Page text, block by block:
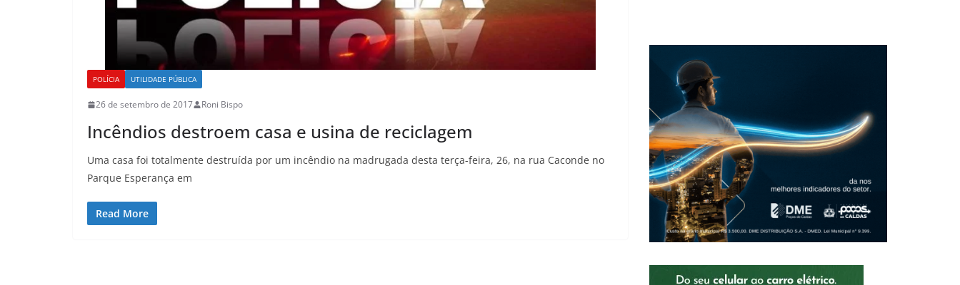
POLÍCIA UTILIDADE PÚBLICA
26 de setembro de 2017 Roni Bispo
Incêndios destroem casa e usina de reciclagem
Uma casa foi totalmente destruída por um incêndio na madrugada desta terça-feira, 26, na rua Caconde no
Parque Esperança em
Read More